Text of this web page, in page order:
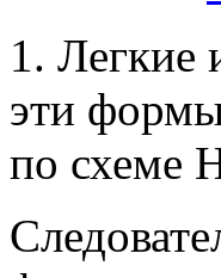
1. Легкие
эти
по схеме